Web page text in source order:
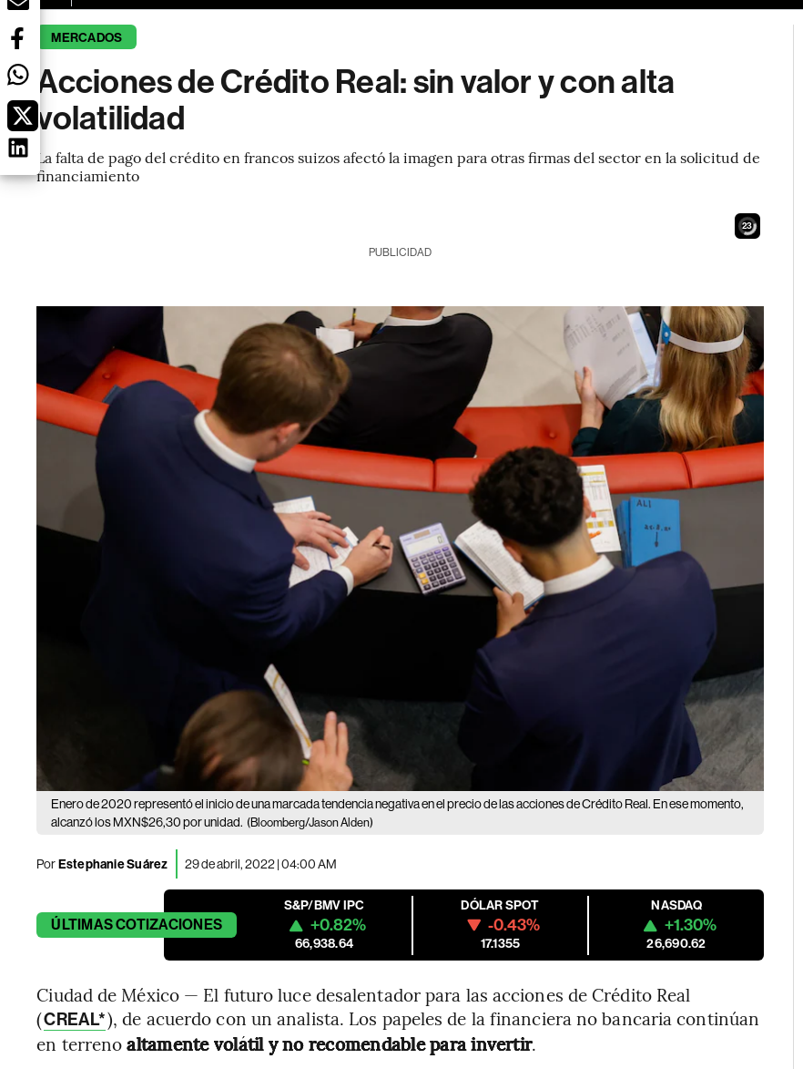
MERCADOS
Acciones de Crédito Real: sin valor y con alta
volatilidad
La falta de pago del crédito en francos suizos afectó la imagen para otras firmas del sector en la solicitud de
financiamiento
22
PUBLICIDAD
Enero de 2020 representó el inicio de una marcada tendencia negativa en el precio de las acciones de Crédito Real. En ese momento,
alcanzó los MXN$26,30 por unidad. (Bloomberg/Jason Alden)
PorEstephanie Suárez 29 de abril, 2022 | 04:00 AM
ÚLTIMASCOTIZACIONES
S&P/BMV IPC
+0.82%
66,938.64
DÓLAR SPOT
-0.43%
17.1355
NASDAQ
+1.30%
26,690.62
Ciudad de México — El futuro luce desalentador para las acciones de Crédito Real
(CREAL*), de acuerdo con un analista. Los papeles de la financiera no bancaria continúan
en terrenoaltamente volátil y no recomendable para invertir.